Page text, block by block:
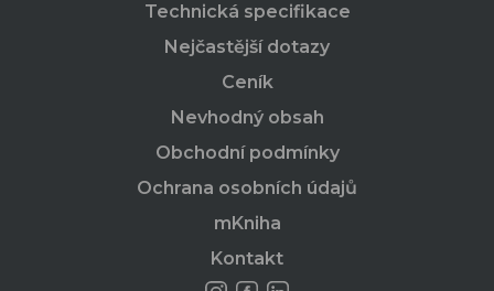
Technická specifikace
Nejčastější dotazy
Ceník
Nevhodný obsah
Obchodní podmínky
Ochrana osobních údajů
mKniha
Kontakt